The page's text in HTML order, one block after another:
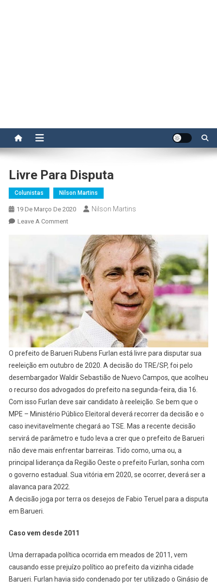
Livre Para Disputa
Colunistas Nilson Martins
19 De Março De 2020 Nilson Martins
Leave A CommentOn
Disputa
O prefeito de Barueri Rubens Furlan está livre para disputar sua
reeleição em outubro de 2020. A decisão do TRE/SP, foi pelo
desembargador Waldir Sebastião de Nuevo Campos, que acolheu
o recurso dos advogados do prefeito na segunda-feira, dia 16.
Com isso Furlan deve sair candidato à reeleição. Se bem que o
MPE – Ministério Público Eleitoral deverá recorrer da decisão e o
caso inevitavelmente chegará ao TSE. Mas a recente decisão
servirá de parâmetro e tudo leva a crer que o prefeito de Barueri
não deve mais enfrentar barreiras. Tido como, uma ou, a
principal liderança da Região Oeste o prefeito Furlan, sonha com
o governo estadual. Sua vitória em 2020, se ocorrer, deverá ser a
alavanca para 2022.
A decisão joga por terra os desejos de Fabio Teruel para a disputa
em Barueri.
Caso vem desde 2011
Uma derrapada política ocorrida em meados de 2011, vem
causando esse prejuízo político ao prefeito da vizinha cidade
Barueri. Furlan havia sido condenado por ter utilizado o Ginásio de